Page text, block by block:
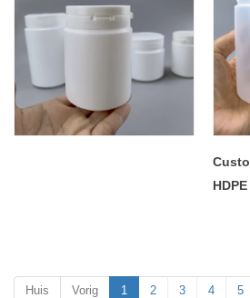
Huis Vorig 1 2 3 4 5